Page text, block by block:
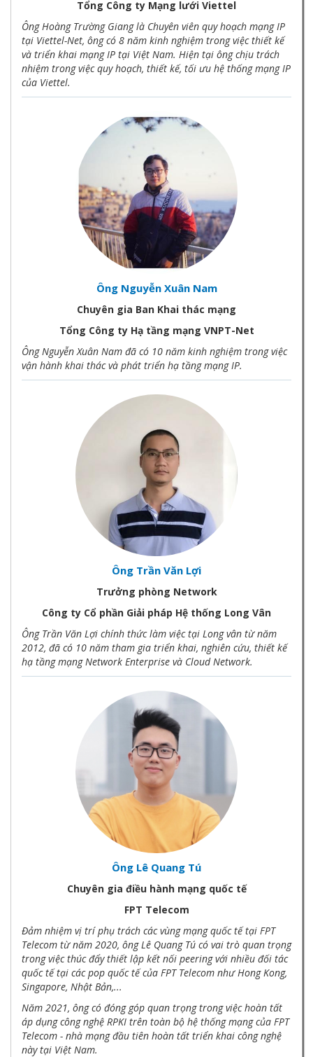
Tổng Công ty Mạng lưới Viettel
Ông Hoàng Trường Giang là Chuyên viên quy hoạch mạng IP
tại Viettel-Net, ông có 8 năm kinh nghiệm trong việc thiết kế
và triển khai mạng IP tại Việt Nam. Hiện tại ông chịu trách
nhiệm trong việc quy hoạch, thiết kế, tối ưu hệ thống mạng IP
của Viettel.
Ông Nguyễn Xuân Nam
Chuyên gia Ban Khai thác mạng
Tổng Công ty Hạ tầng mạng VNPT-Net
Ông Nguyễn Xuân Nam đã có 10 năm kinh nghiệm trong việc
vận hành khai thác và phát triển hạ tầng mạng IP.
Ông Trần Văn Lợi
Trưởng phòng Network
Công ty Cổ phần Giải pháp Hệ thống Long Vân
Ông Trần Văn Lợi chính thức làm việc tại Long vân từ năm
2012, đã có 10 năm tham gia triển khai, nghiên cứu, thiết kế
hạ tầng mạng Network Enterprise và Cloud Network.
Ông Lê Quang Tú
Chuyên gia điều hành mạng quốc tế
FPT Telecom
Đảm nhiệm vị trí phụ trách các vùng mạng quốc tế tại FPT
Telecom từ năm 2020, ông Lê Quang Tú có vai trò quan trọng
trong việc thúc đẩy thiết lập kết nối peering với nhiều đối tác
quốc tế tại các pop quốc tế của FPT Telecom như Hong Kong,
Singapore, Nhật Bản,...
Năm 2021, ông có đóng góp quan trọng trong việc hoàn tất
áp dụng công nghệ RPKI trên toàn bộ hệ thống mạng của FPT
Telecom - nhà mạng đầu tiên hoàn tất triển khai công nghệ
này tại Việt Nam.